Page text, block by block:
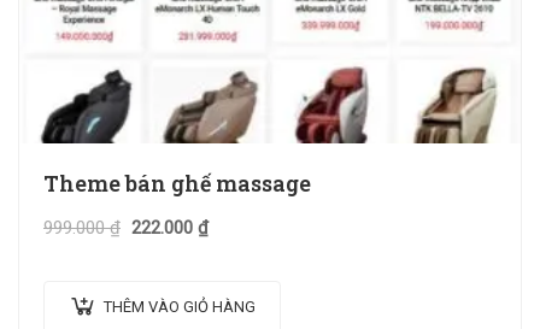
Theme bán ghế massage
999.000₫ 222.000 ₫
THÊM VÀO GIỎ HÀNG